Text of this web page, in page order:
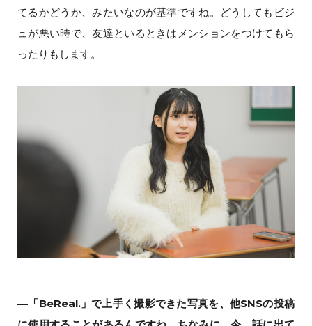
てるかどうか、みたいなのが基準ですね。どうしてもビジ
ュが悪い時で、友達といるときはメンションをつけてもら
ったりもします。
—「BeReal.」で上手く撮影できた写真を、他SNSの投稿